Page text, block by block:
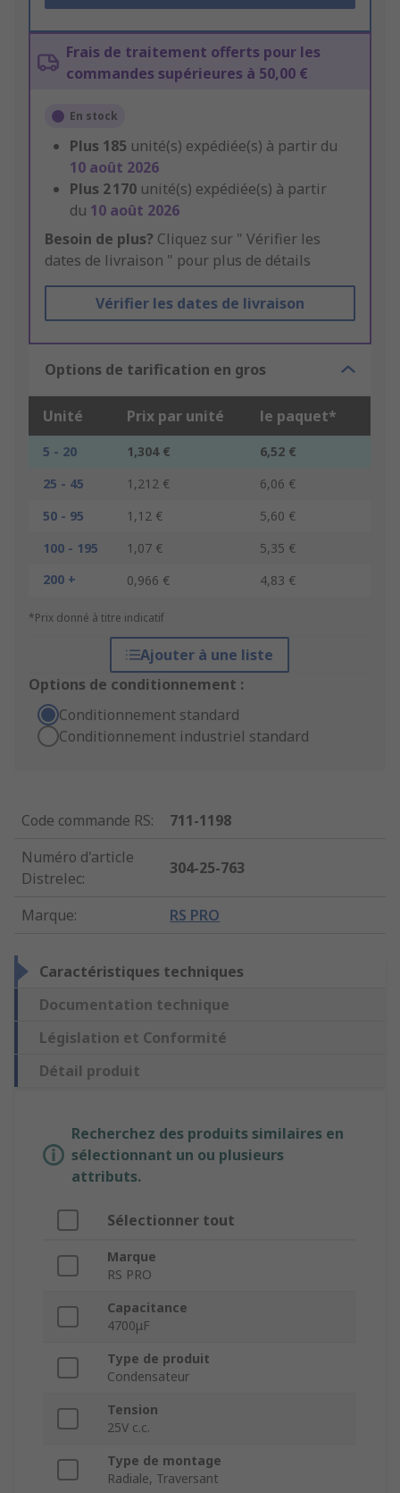
Frais de traitement offerts pour les
commandes supérieures à 50,00 €
En stock
Plus 185 unité(s) expédiée(s) à partir du
10 août 2026
Plus 2 170 unité(s) expédiée(s) à partir
du 10 août 2026
Besoin de plus? Cliquez sur " Vérifier les
dates de livraison " pour plus de détails
Vérifier les dates de livraison
Options de tarification en gros
Unité Prix par unité le paquet*
5 - 20 1,304 €
6,52 €
25 - 45
1,212 €
6,06 €
50 - 95
1,12 €
5,60 €
100 - 195
1,07 €
5,35 €
200 +
0,966 € 4,83 €
*Prix donné à titre indicatif
Ajouter à une liste
Options de conditionnement :
Conditionnement standard
Conditionnement industriel standard
Code commande RS:
711-1198
Numéro d'article
Distrelec:
304-25-763
Marque: RS PRO
Caractéristiques techniques
Documentation technique
Législation et Conformité
Détail produit
Recherchez des produits similaires en
sélectionnant un ou plusieurs
attributs.
Sélectionner tout
Marque
RS PRO
Capacitance
4700μF
Type de produit
Condensateur
Tension
25V c.c.
Type de montage
Radiale, Traversant